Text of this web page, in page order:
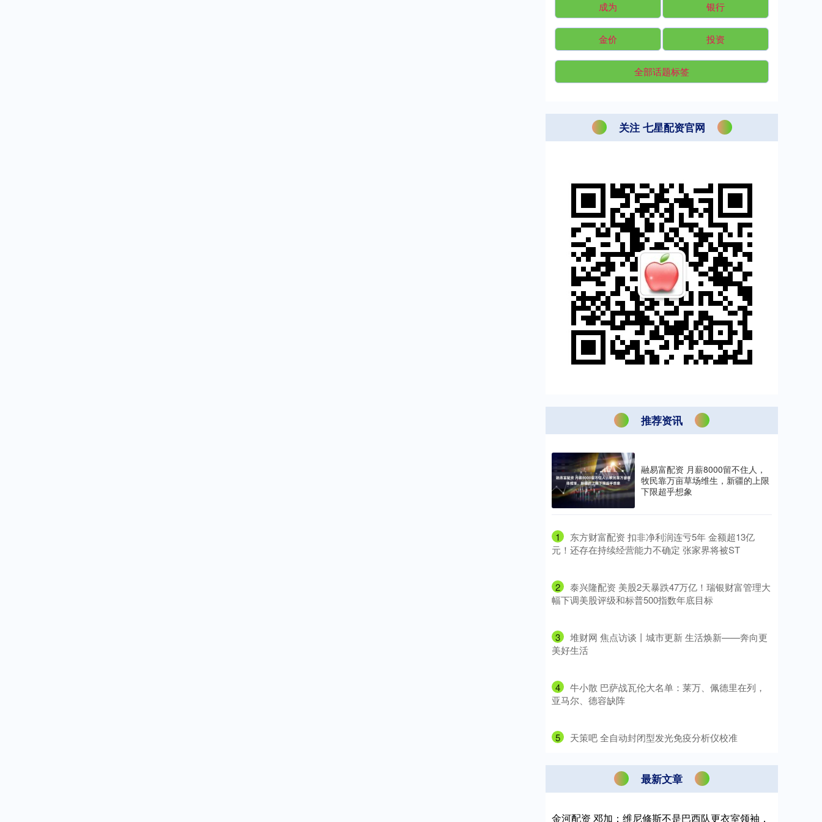
成为 银行
金价 投资
全部话题标签
关注 七星配资官网
推荐资讯
融易富配资 月薪8000留不住人，
牧民靠万亩草场维生，新疆的上限
下限超乎想象
1
​东方财富配资 扣非净利润连亏5年 金额超13亿
元！还存在持续经营能力不确定 张家界将被ST
2
​泰兴隆配资 美股2天暴跌47万亿！瑞银财富管理大
幅下调美股评级和标普500指数年底目标
3
​堆财网 焦点访谈丨城市更新 生活焕新——奔向更
美好生活
4
​牛小散 巴萨战瓦伦大名单：莱万、佩德里在列，
亚马尔、德容缺阵
5 ​天策吧 全自动封闭型发光免疫分析仪校准
最新文章
金河配资 邓加：维尼修斯不是巴西队更衣室领袖，